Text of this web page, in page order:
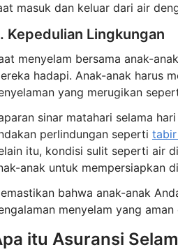
masuk dan keluar dari air
Kepedulian Lingkungan
menyelam bersama anak-
hadapi. Anak-anak harus
yang merugikan
sinar matahari selama
perlindungan seperti
itu, kondisi sulit seperti air
anak untuk mempersiapkan
bahwa anak-anak
menyelam yang
itu Asuransi